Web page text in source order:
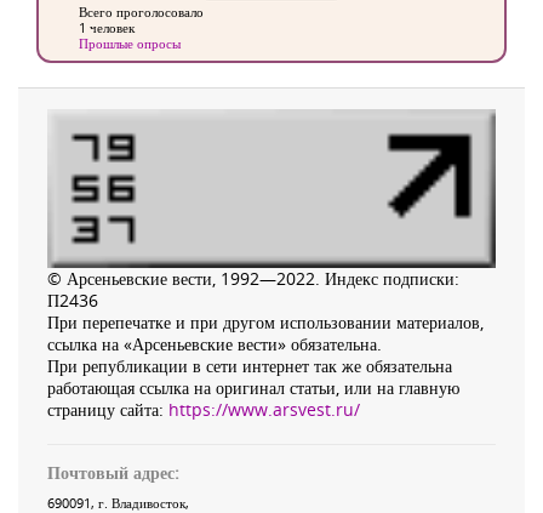
Всего проголосовало
1 человек
Прошлые опросы
© Арсеньевские вести, 1992—2022. Индекс подписки:
П2436
При перепечатке и при другом использовании материалов,
ссылка на «Арсеньевские вести» обязательна.
При републикации в сети интернет так же обязательна
работающая ссылка на оригинал статьи, или на главную
страницу сайта: https://www.arsvest.ru/
Почтовый адрес:
690091, г. Владивосток,